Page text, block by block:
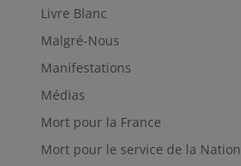
Livre Blanc
Malgré-Nous
Manifestations
Médias
Mort pour la France
Mort pour le service de la Nation